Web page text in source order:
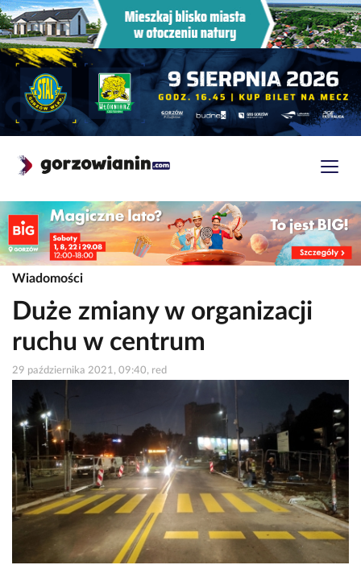
Wiadomości
Duże zmiany w organizacji
ruchu w centrum
29 października 2021, 09:40, red